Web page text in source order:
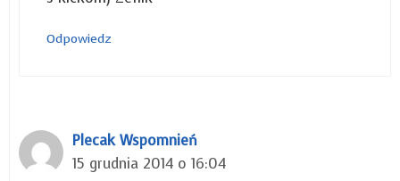
Odpowiedz
Plecak Wspomnień
15 grudnia 2014 o 16:04